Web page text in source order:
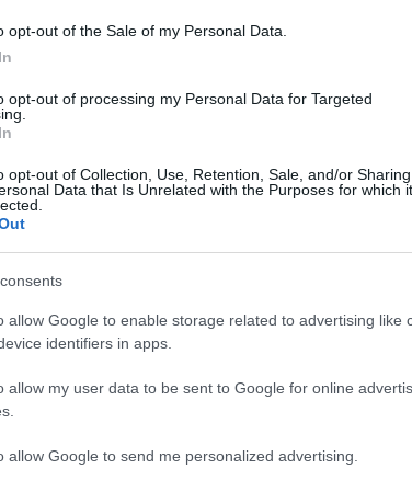
opt-out of the Sale of my Personal Data.
opt-out of processing my Personal Data for Targeted
opt-out of Collection, Use, Retention, Sale, and/or Sharing
Data that Is Unrelated with the Purposes for which it
allow Google to enable storage related to advertising like
identifiers in apps.
allow my user data to be sent to Google for online
allow Google to send me personalized advertising.
miniszter a Nemzeti Fenntartható
ÉPÍTETT KI NAPELEMES RENDSZERT
megújuló energiából tudják
AZ EURÓPAI ÜGYÉSZSÉG
csak nem nálunk.
ÚJÍTJÁK FEL KÖRMEND BELVÁROSÁT
egy többcélúan használható épületet is.